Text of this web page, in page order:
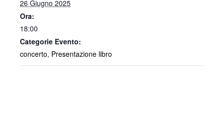
26 Giugno 2025
Ora:
18:00
Categorie Evento:
concerto, Presentazione libro